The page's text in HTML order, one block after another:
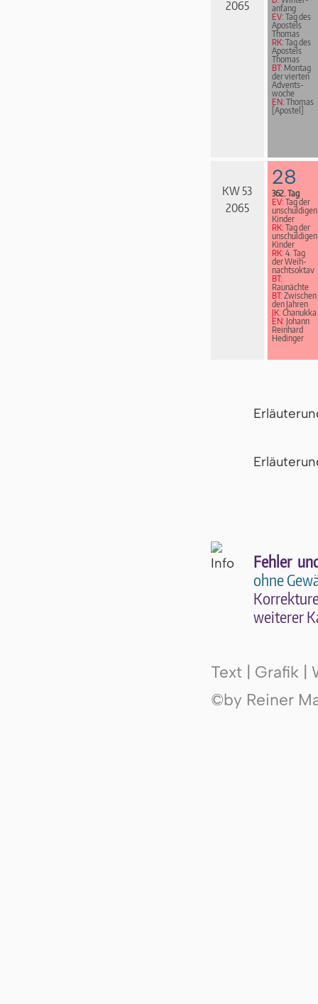
2065
an­fang
EV: Tag des
Apostels
Thomas
RK: Tag des
Apostels
Thomas
BT: Montag
der vierten
Advents­
woche
EN: Thomas
[Apostel]
KW 53
2065
28
362. Tag
EV: Tag der
unschuldigen
Kinder
RK: Tag der
unschuldigen
Kinder
RK: 4. Tag
der Weih­
nachts­ok­tav
BT:
Raunächte
BT: Zwischen
den Jahren
JK: Chanukka
EN: Johann
Reinhard
Hedinger
Fehler
ohne
wei­te­rer
Text | Grafik |
©by Reiner